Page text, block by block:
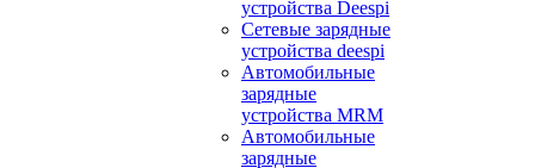
устройства Deespi
Сетевые зарядные
устройства deespi
Автомобильные
зарядные
устройства MRM
Автомобильные
зарядные